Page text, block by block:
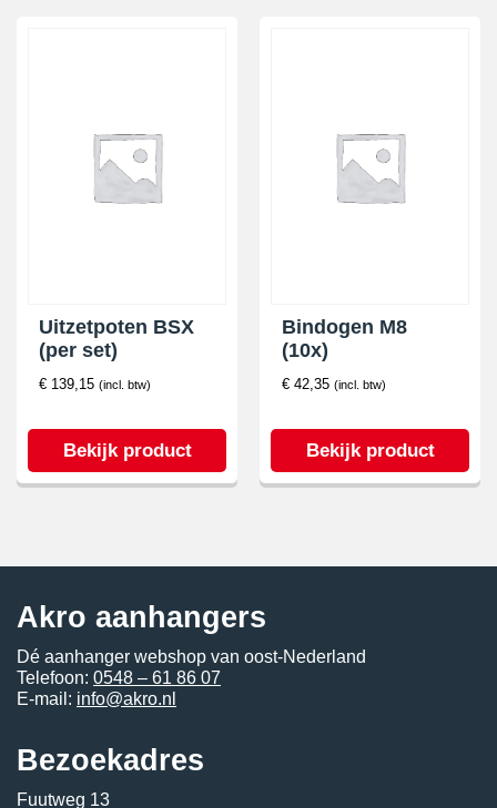
Uitzetpoten BSX
(per set)
€ 139,15 (incl. btw)
Bekijk product
Bindogen M8
(10x)
€ 42,35 (incl. btw)
Bekijk product
Akro aanhangers
Dé aanhanger webshop van oost-Nederland
Telefoon: 0548 – 61 86 07
E-mail: info@akro.nl
Bezoekadres
Fuutweg 13